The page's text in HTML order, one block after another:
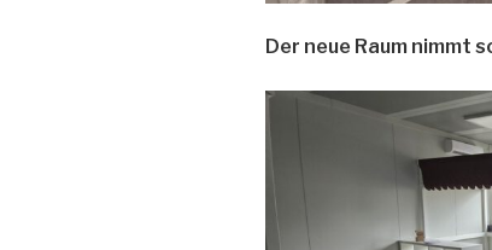
Der neue Raum nimmt